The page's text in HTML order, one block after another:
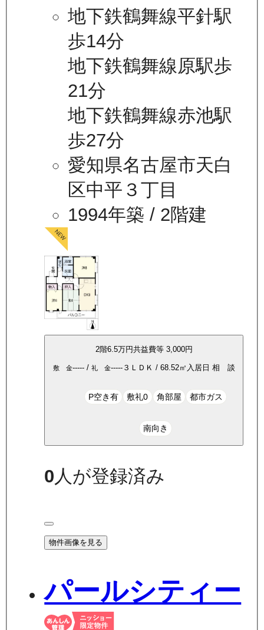
地下鉄鶴舞線平針駅
歩14分
地下鉄鶴舞線原駅歩
21分
地下鉄鶴舞線赤池駅
歩27分
愛知県名古屋市天白
区中平３丁目
1994年築 / 2階建
2階6.5万円共益費等 3,000円
敷 金-----/ 礼 金-----３ＬＤＫ / 68.52㎡ 入居日 相 談
P空き有 敷礼0 角部屋 都市ガス
南向き
0 人が登録済み
物件画像を見る
パールシティー